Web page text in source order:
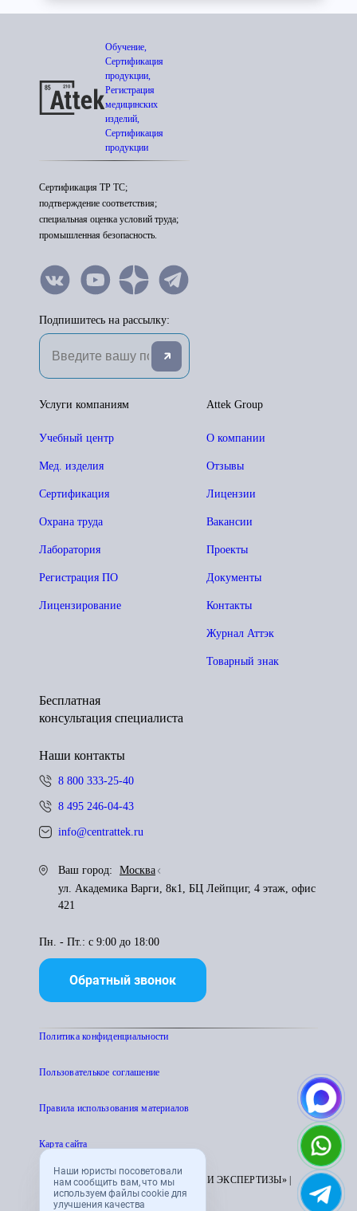
Наши юристы посоветовали
нам сообщить вам, что мы
используем файлы cookie для
улучшения качества
Обучение,
Сертификация
продукции,
Регистрация
медицинских
изделий,
Сертификация
продукции
Сертификация ТР ТС;
подтверждение соответствия;
специальная оценка условий труда;
промышленная безопасность.
Подпишитесь на рассылку:
Attek Group
О компании
Отзывы
Лицензии
Вакансии
Проекты
Документы
Контакты
Журнал Аттэк
Товарный знак
Услуги компаниям
Учебный центр
Мед. изделия
Сертификация
Охрана труда
Лаборатория
Регистрация ПО
Лицензирование
Бесплатная
консультация специалиста
Наши контакты
8 800 333-25-40
8 495 246-04-43
info@centrattek.ru
Ваш город:
Москва
ул. Академика Варги, 8к1, БЦ Лейпциг, 4 этаж, офис
421
Пн. - Пт.: с 9:00 до 18:00
Обратный звонок
Политика конфиденциальности
Пользователькое соглашение
Правила использования материалов
Карта сайта
© 1995 - 2026 «ЦЕНТР АТТЕСТАЦИИ И ЭКСПЕРТИЗЫ» |
CENTRATTEK.RU